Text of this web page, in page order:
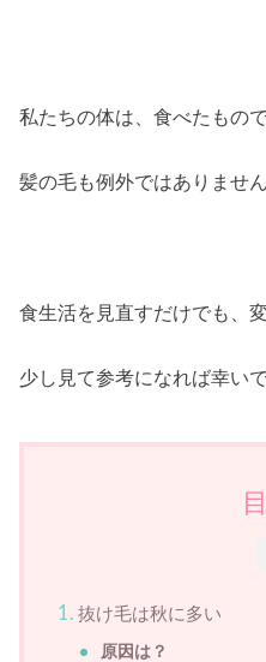
私たちの体は、食べたもの
髪の毛も例外ではありません
食生活を見直すだけでも、
少し見て参考になれば幸いで
抜け毛は秋に多い
原因は？